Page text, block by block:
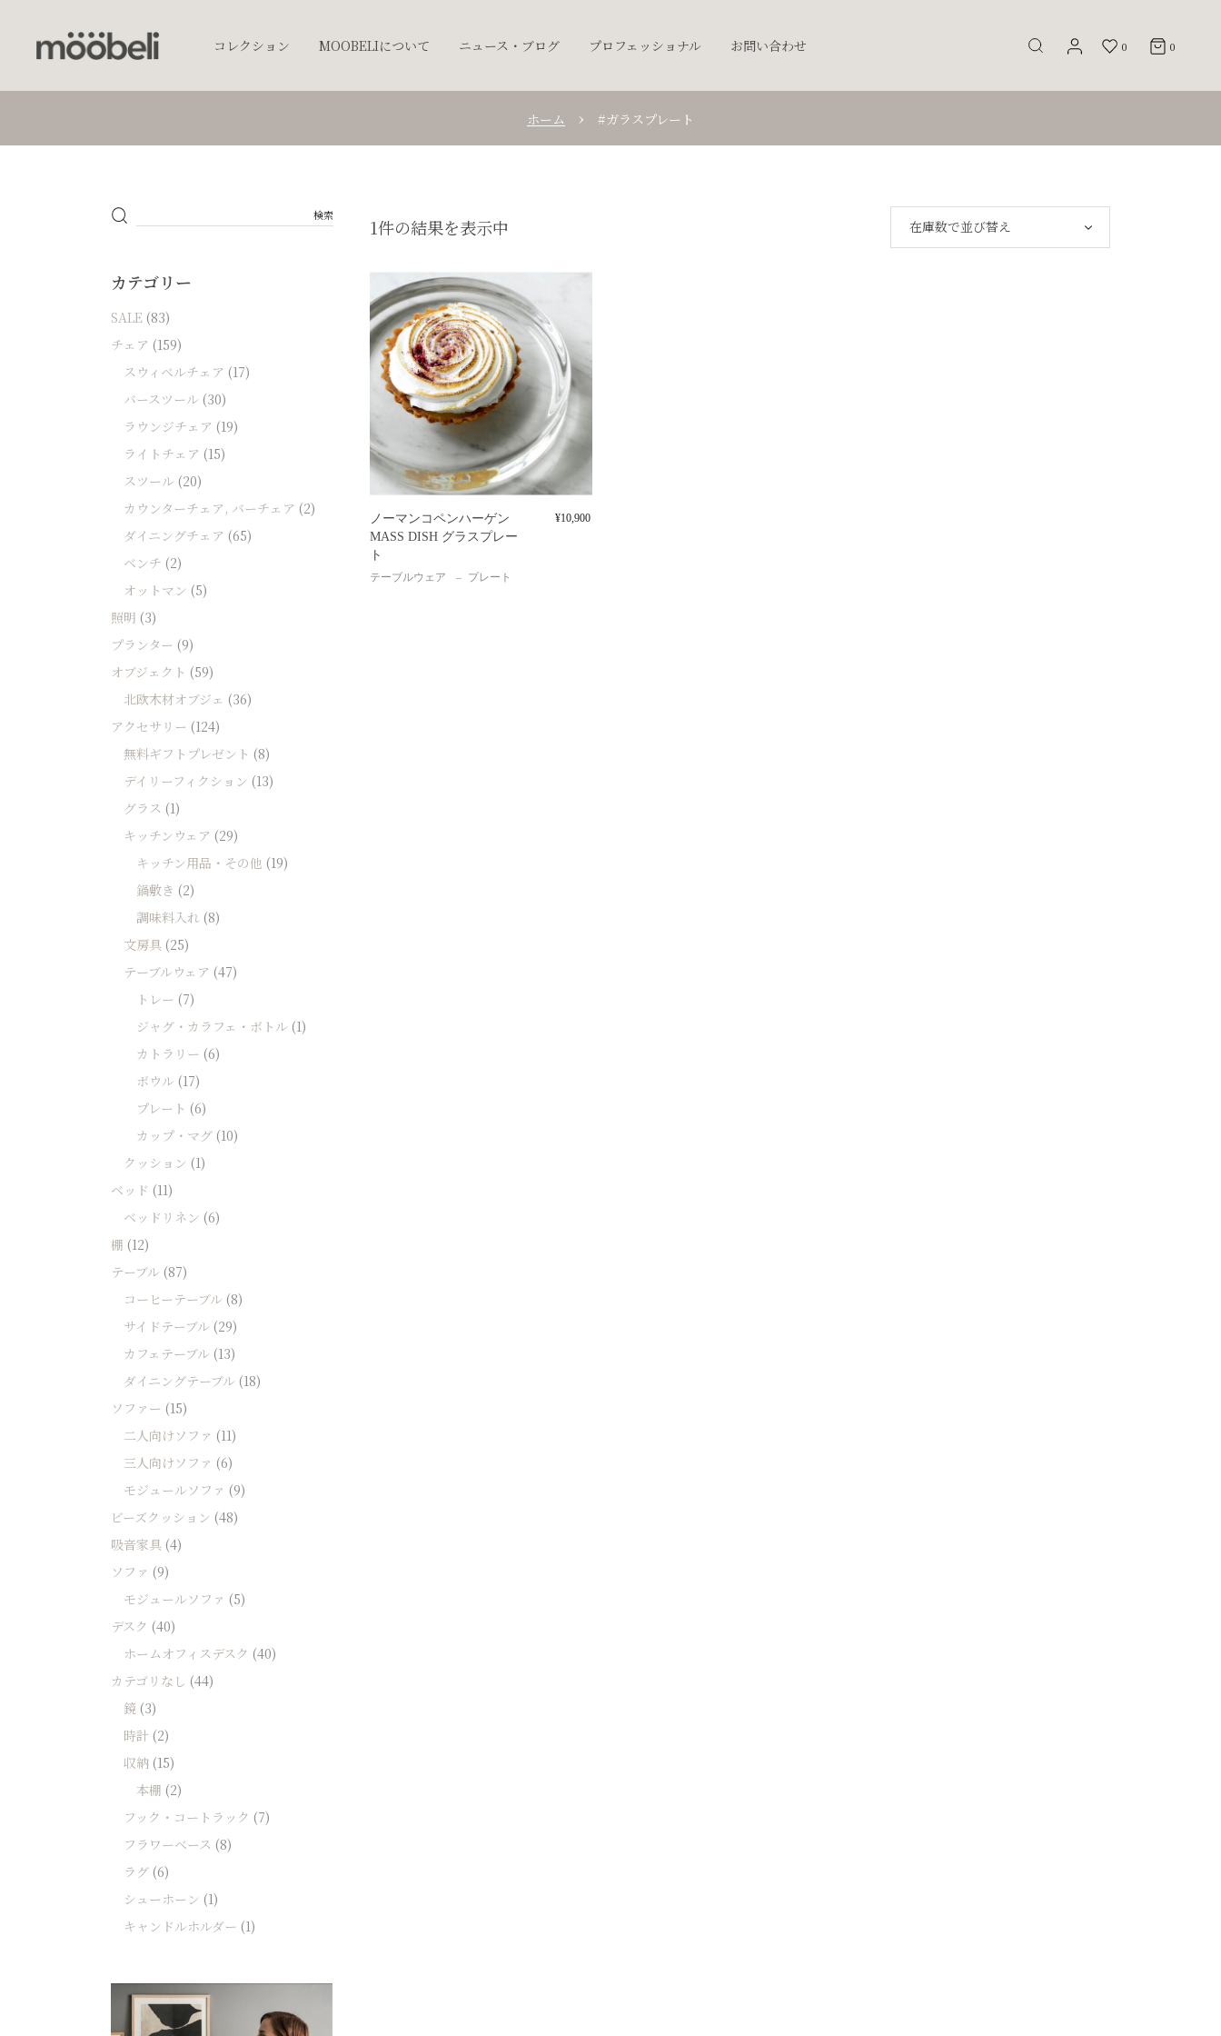
コレクション
キッチンウェア
テーブル
ソファー
ビーズクッション
ソファ
デスク
MOOBELIについて ニュース・ブログ プロフェッショナル お問い合わせ 0 0
ホーム #ガラスプレート
1件の結果を表示中 在庫数で並び替え
ノーマンコペンハーゲン
MASS DISH グラスプレー
ト
テーブルウェア プレート
¥10,900
カテゴリー
SALE (83)
チェア (159)
スウィベルチェア (17)
バースツール (30)
ラウンジチェア (19)
ライトチェア (15)
スツール (20)
カウンターチェア, バーチェア (2)
ダイニングチェア (65)
ベンチ (2)
オットマン (5)
照明 (3)
プランター (9)
オブジェクト (59)
北欧木材オブジェ (36)
アクセサリー (124)
無料ギフトプレゼント (8)
デイリーフィクション (13)
グラス (1)
キッチンウェア (29)
キッチン用品・その他 (19)
鍋敷き (2)
調味料入れ (8)
文房具 (25)
テーブルウェア (47)
トレー (7)
ジャグ・カラフェ・ボトル (1)
カトラリー (6)
ボウル (17)
プレート (6)
カップ・マグ (10)
クッション (1)
ベッド (11)
ベッドリネン (6)
棚 (12)
テーブル (87)
コーヒーテーブル (8)
サイドテーブル (29)
カフェテーブル (13)
ダイニングテーブル (18)
ソファー (15)
二人向けソファ (11)
三人向けソファ (6)
モジュールソファ (9)
ビーズクッション (48)
吸音家具 (4)
ソファ (9)
モジュールソファ (5)
デスク (40)
ホームオフィスデスク (40)
カテゴリなし (44)
鏡 (3)
時計 (2)
収納 (15)
本棚 (2)
フック・コートラック (7)
フラワーベース (8)
ラグ (6)
シューホーン (1)
キャンドルホルダー (1)